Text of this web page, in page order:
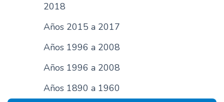
c
p
a
2018
Años 2015 a 2017
Años 1996 a 2008
Años 1996 a 2008
Años 1890 a 1960